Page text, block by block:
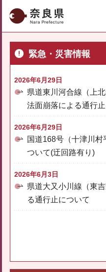
奈良県
緊急・災害情報
2026年6月29日
県道東川河合線（上
法面崩落による通行
2026年6月29日
国道168号（十津川
ついて(迂回路有り)
2026年6月3日
県道大又小川線（東
る通行止について